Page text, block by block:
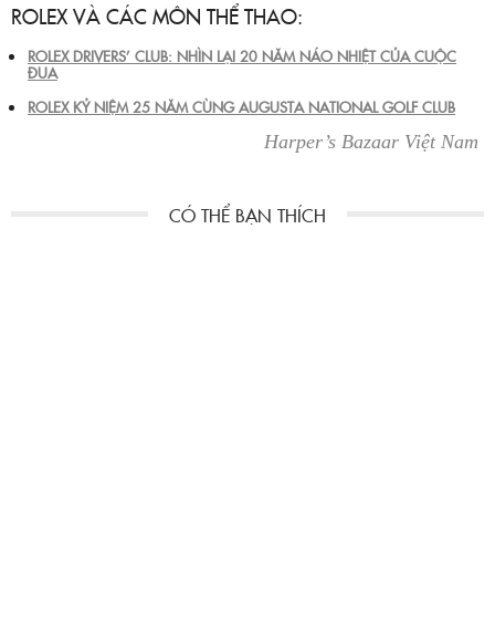
ROLEX VÀ CÁC MÔN THỂ THAO:
ROLEX DRIVERS’ CLUB: NHÌN LẠI 20 NĂM NÁO NHIỆT CỦA CUỘC
ĐUA
ROLEX KỶ NIỆM 25 NĂM CÙNG AUGUSTA NATIONAL GOLF CLUB
Harper’s Bazaar Việt Nam